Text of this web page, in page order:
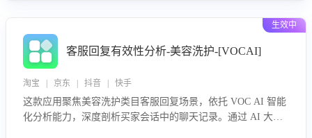
生效中
客服回复有效性分析-美容洗护-[VOCAI]
淘宝 | 京东 | 抖音 | 快手
这款应用聚焦美容洗护类目客服回复场景，依托 VOC AI 智能
化分析能力，深度剖析买家会话中的聊天记录。通过 AI 大模